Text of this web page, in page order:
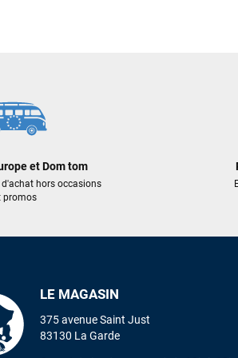
et Dom tom
hors occasions
promos
LE MAGASIN
375 avenue Saint Just
83130 La Garde